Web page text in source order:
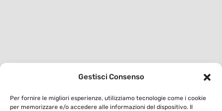
Gestisci Consenso
Per fornire le migliori esperienze, utilizziamo tecnologie come i cookie
per memorizzare e/o accedere alle informazioni del dispositivo. Il